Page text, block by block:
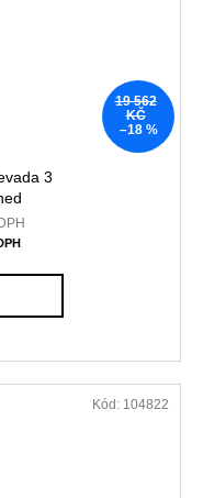
19 562
KČ
–18 %
3
Kód: 104822